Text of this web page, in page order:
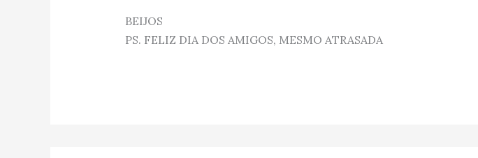
BEIJOS
PS. FELIZ DIA DOS AMIGOS, MESMO ATRASADA